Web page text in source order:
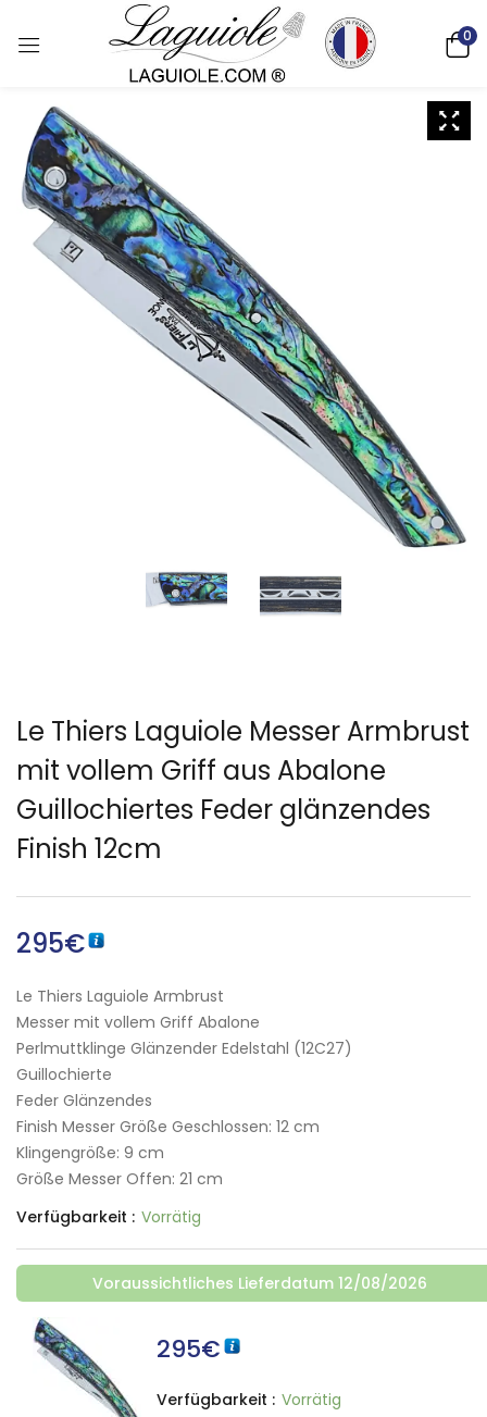
0
Le Thiers Laguiole Messer Armbrust
mit vollem Griff aus Abalone
Guillochiertes Feder glänzendes
Finish 12cm
295€
Le Thiers Laguiole Armbrust
Messer mit vollem Griff Abalone
Perlmuttklinge Glänzender Edelstahl (12C27)
Guillochierte
Feder Glänzendes
Finish Messer Größe Geschlossen: 12 cm
Klingengröße: 9 cm
Größe Messer Offen: 21 cm
Verfügbarkeit : Vorrätig
Voraussichtliches Lieferdatum 12/08/2026
295€
Verfügbarkeit : Vorrätig